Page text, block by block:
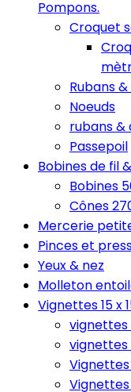
Pompons.
Croquet
Rubans
Noeuds
rubans &
Passepoil
Bobines de fil
Bobines
Cônes
Mercerie
Pinces et
Yeux & nez
Molleton
Vignettes 15 x
vignettes